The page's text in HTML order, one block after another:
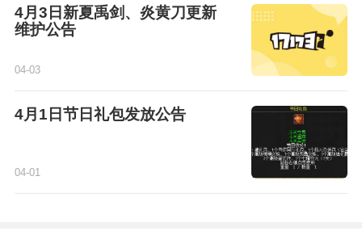
4月3日新夏禹剑、炎黄刀更新
维护公告
04-03
4月1日节日礼包发放公告
04-01